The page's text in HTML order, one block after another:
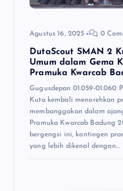
Agustus 16, 2025 0
DutaScout SMAN 2
Umum dalam Gema
Pramuka Kwarcab
Gugusdepan 01.059-01.060
Kuta kembali menorehkan
membanggakan dalam
Pramuka Kwarcab Badung
bergengsi ini, kontingen
yang lebih dikenal dengan…